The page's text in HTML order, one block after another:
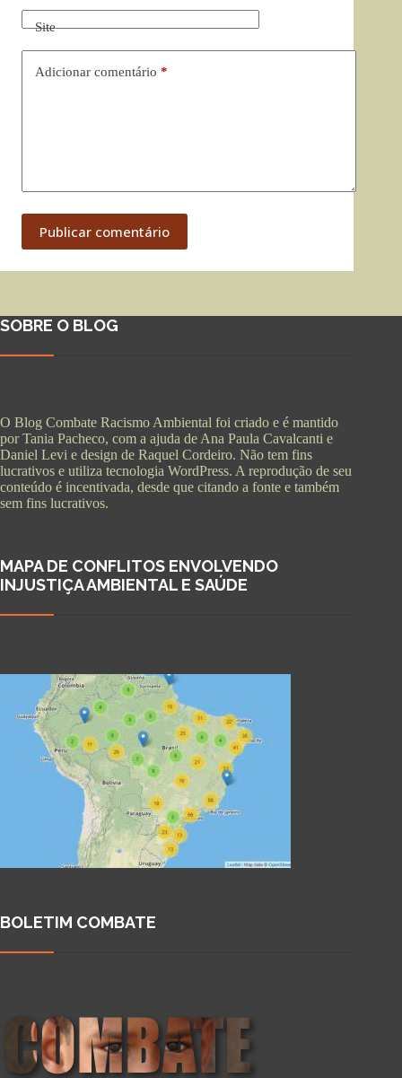
Site
Adicionar comentário *
Publicar comentário
SOBRE O BLOG
O Blog Combate Racismo Ambiental foi criado e é mantido
por Tania Pacheco, com a ajuda de Ana Paula Cavalcanti e
Daniel Levi e design de Raquel Cordeiro. Não tem fins
lucrativos e utiliza tecnologia WordPress. A reprodução de seu
conteúdo é incentivada, desde que citando a fonte e também
sem fins lucrativos.
MAPA DE CONFLITOS ENVOLVENDO
INJUSTIÇA AMBIENTAL E SAÚDE
BOLETIM COMBATE